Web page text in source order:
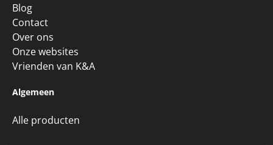
Blog
Contact
Over ons
Onze websites
Vrienden van K&A
Algemeen
Alle producten